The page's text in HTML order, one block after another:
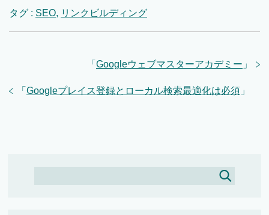
タグ : SEO, リンクビルディング
「 Googleウェブマスターアカデミー 」
「 Googleプレイス登録とローカル検索最適化は必須 」